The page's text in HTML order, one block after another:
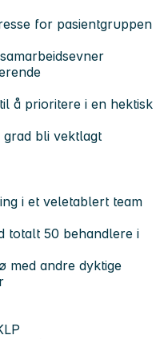
for pasientgruppen
å prioritere i en hektisk
bli vektlagt
i et veletablert team
totalt 50 behandlere i
med andre dyktige